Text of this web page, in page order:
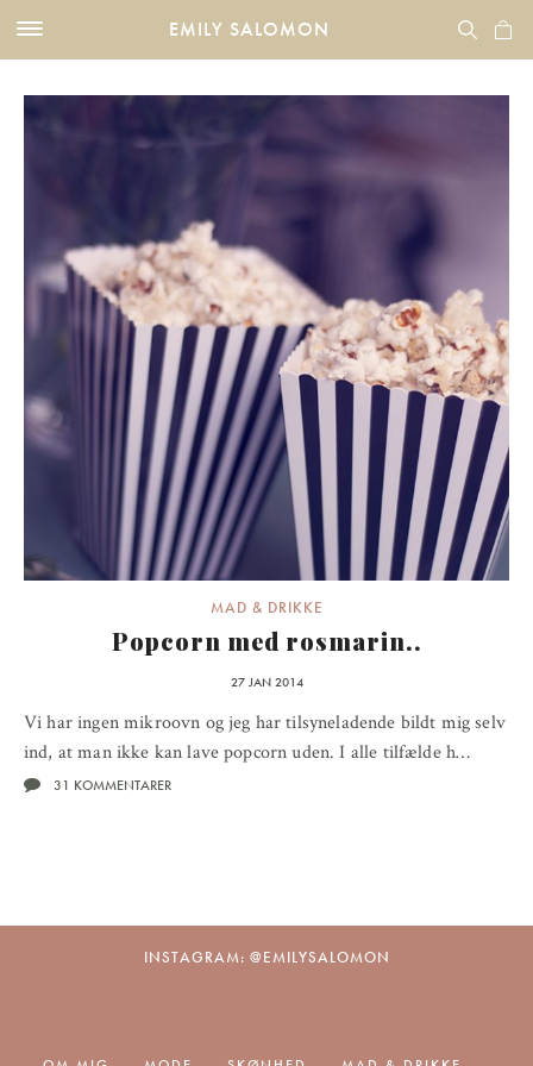
EMILY SALOMON
MAD & DRIKKE
Popcorn med rosmarin..
27 JAN 2014
Vi har ingen mikroovn og jeg har tilsyneladende bildt mig selv
ind, at man ikke kan lave popcorn uden. I alle tilfælde h…
31 KOMMENTARER
INSTAGRAM: @EMILYSALOMON